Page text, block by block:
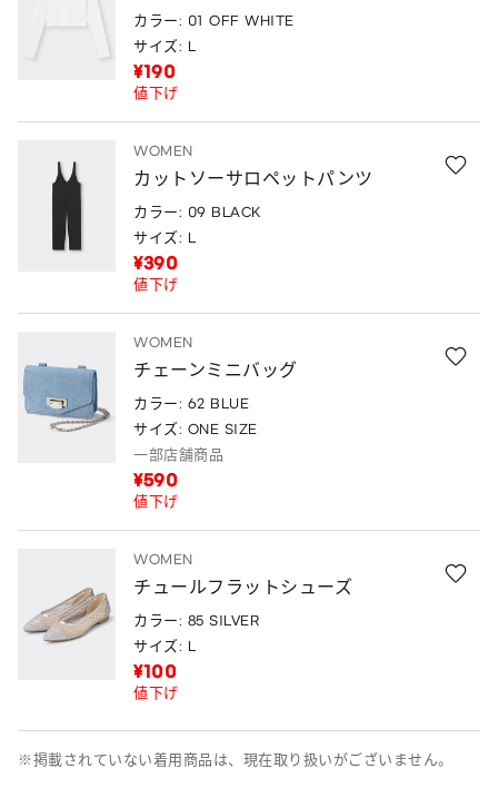
カラー: 01 OFF WHITE
サイズ: L
¥190
値下げ
WOMEN
カットソーサロペットパンツ
カラー: 09 BLACK
サイズ: L
¥390
値下げ
WOMEN
チェーンミニバッグ
カラー: 62 BLUE
サイズ: ONE SIZE
一部店舗商品
¥590
値下げ
WOMEN
チュールフラットシューズ
カラー: 85 SILVER
サイズ: L
¥100
値下げ
※掲載されていない着用商品は、現在取り扱いがございません。